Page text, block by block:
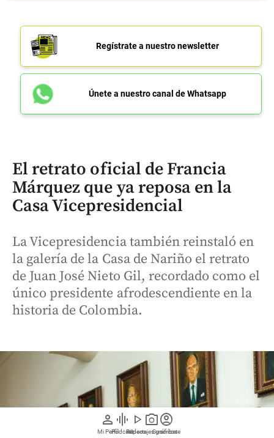
person
Mi Perfil
graphic_eq
Pódcast
play_arrow
Videos
photo_camera
Reportajes gráficos
account_circle
Suscríbete
Regístrate a nuestro newsletter
Únete a nuestro canal de Whatsapp
El retrato oficial de Francia
Márquez que ya reposa en la
Casa Vicepresidencial
La Vicepresidencia también reinstaló en
la galería de la Casa de Nariño el retrato
de Juan José Nieto Gil, recordado como el
único presidente afrodescendiente en la
historia de Colombia.